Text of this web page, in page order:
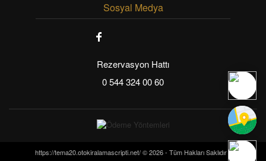
Sosyal Medya
Rezervasyon Hattı
0 544 324 00 60
https://tema20.otokiralamascripti.net/ © 2026 - Tüm Hakları Saklıdır -